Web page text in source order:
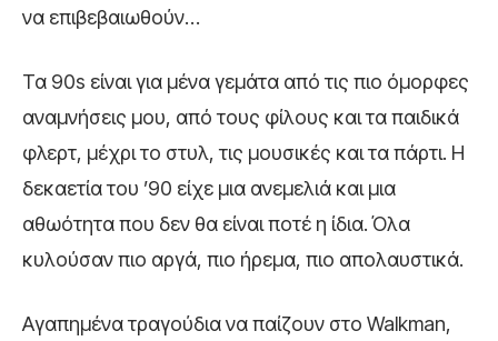
να επιβεβαιωθούν…
Τα 90s είναι για μένα γεμάτα από τις πιο όμορφες
αναμνήσεις μου, από τους φίλους και τα παιδικά
φλερτ, μέχρι το στυλ, τις μουσικές και τα πάρτι. Η
δεκαετία του ’90 είχε μια ανεμελιά και μια
αθωότητα που δεν θα είναι ποτέ η ίδια. Όλα
κυλούσαν πιο αργά, πιο ήρεμα, πιο απολαυστικά.
Αγαπημένα τραγούδια να παίζουν στο Walkman,